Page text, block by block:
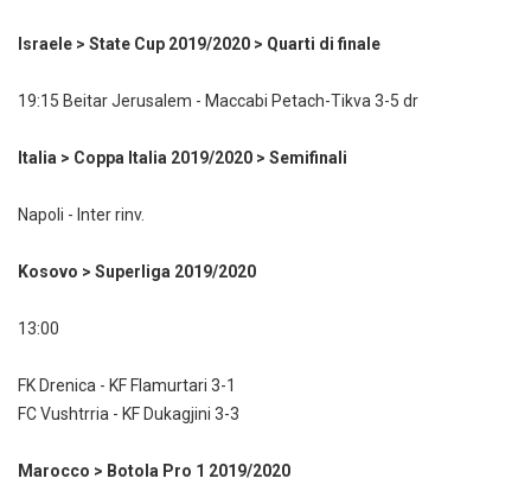
Israele > State Cup 2019/2020 > Quarti di finale
19:15 Beitar Jerusalem - Maccabi Petach-Tikva 3-5 dr
Italia > Coppa Italia 2019/2020 > Semifinali
Napoli - Inter rinv.
Kosovo > Superliga 2019/2020
13:00
FK Drenica - KF Flamurtari 3-1
FC Vushtrria - KF Dukagjini 3-3
Marocco > Botola Pro 1 2019/2020